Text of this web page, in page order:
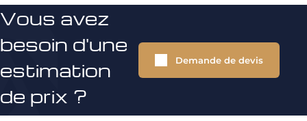
Vous avez
besoin d'une
estimation
de prix ?
Demande de devis